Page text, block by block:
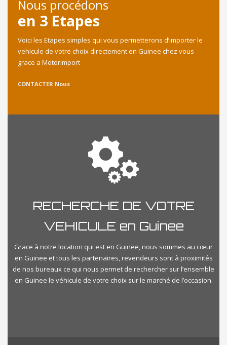
Nous procédons
en 3 Etapes
Voici les Etapes simples qui vous permetterons d’importer le
vehicule de votre choix directement en Guinee chez vous
grace a Motorimport
CONTACTER Nous
RECHERCHE DE VOTRE
VEHICULE en Guinee
Grace à notre location qui est en Guinee, nous sommes au cœur
en Guinee et tous les partenaires, revendeurs sont à proximités
de nos bureaux ce qui nous permet de rechercher sur l’ensemble
en Guinee le véhicule de votre choix sur le marché de l’occasion.